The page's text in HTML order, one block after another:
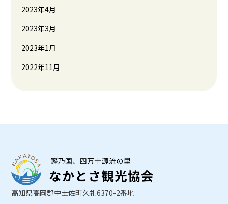
2023年4月
2023年3月
2023年1月
2022年11月
高知県高岡郡中土佐町久礼6370-2番地